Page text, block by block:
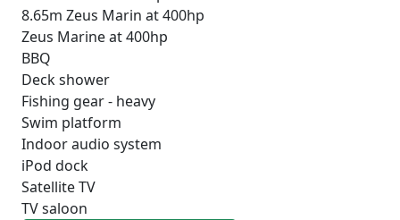
8.65m Zeus Marin at 400hp
Zeus Marine at 400hp
BBQ
Deck shower
Fishing gear - heavy
Swim platform
Indoor audio system
iPod dock
Satellite TV
TV saloon